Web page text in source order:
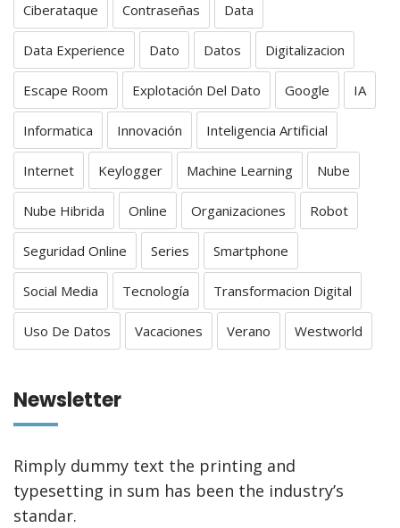
Ciberataque Contraseñas Data
Data Experience Dato Datos Digitalizacion
Escape Room Explotación Del Dato Google IA
Informatica Innovación Inteligencia Artificial
Internet Keylogger Machine Learning Nube
Nube Hibrida Online Organizaciones Robot
Seguridad Online Series Smartphone
Social Media Tecnología Transformacion Digital
Uso De Datos Vacaciones Verano Westworld
Newsletter
Rimply dummy text the printing and
typesetting in sum has been the industry’s
standar.